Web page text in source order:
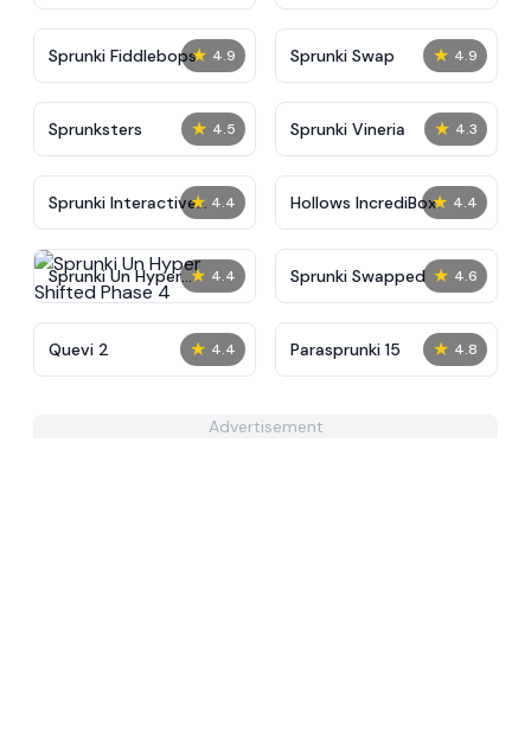
★ 4.9
Sprunki Fiddlebops ★ 4.9
Sprunki Swap
★ 4.5
Sprunksters ★ 4.3
Sprunki Vineria
★ 4.4
Sprunki Interactive
Tunner
★ 4.4
Hollows IncrediBox
★ 4.4
Sprunki Un Hyper
Shifted Phase 4
★ 4.6
Sprunki Swapped
★ 4.4
Quevi 2 ★ 4.8
Parasprunki 15
Advertisement